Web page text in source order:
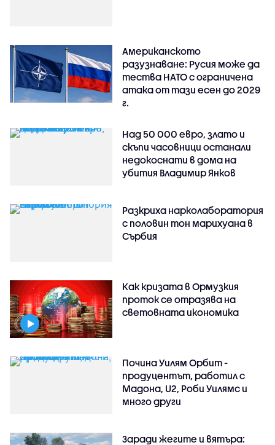
Американското
разузнаване: Русия може да
тества НАТО с ограничена
атака от тази есен до 2029
г.
Над 50 000 евро, злато и
скъпи часовници останали
недокоснати в дома на
убития Владимир Янков
Разкриха нарколаборатория
с половин тон марихуана в
Сърбия
Как кризата в Ормузкия
проток се отразява на
световната икономика
Почина Уилям Орбит -
продуцентът, работил с
Мадона, U2, Роби Уилямс и
много други
Заради жегите и вятъра: